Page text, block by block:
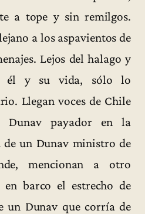
a tope y sin remilgos.
a los aspavientos de
Lejos del halago y
él y su vida, sólo lo
Llegan voces de Chile
Dunav payador en la
de un Dunav ministro de
mencionan a otro
barco el estrecho de
un Dunav que corría de